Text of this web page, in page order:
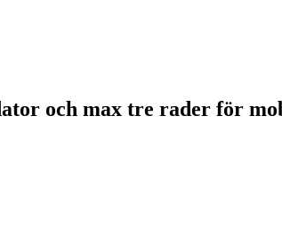
och max tre rader för